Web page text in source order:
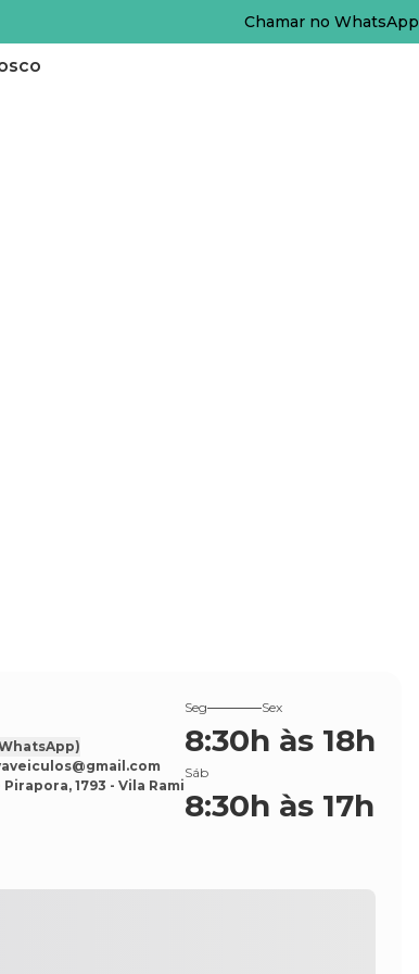
Chamar no WhatsApp
1793 - Vila Rami
Seg Sex
8:30h às 18h
Sáb
8:30h às 17h